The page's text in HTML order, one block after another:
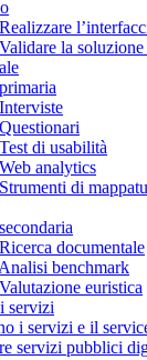
la soluzione
di usabilità
analytics
di
documentale
benchmark
euristica
servizi
i servizi e il
servizi pubblici